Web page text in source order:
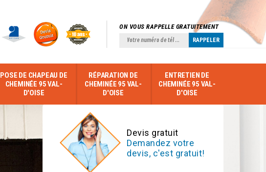
ON VOUS RAPPELLE GRATUITEMENT
POSE DE CHAPEAU DE
CHEMINÉE 95 VAL-
D'OISE
RÉPARATION DE
CHEMINÉE 95 VAL-
D'OISE
ENTRETIEN DE
CHEMINÉE 95 VAL-
D'OISE
Devis gratuit
Demandez votre
devis, c'est gratuit!